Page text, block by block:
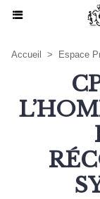
Accueil > Espace